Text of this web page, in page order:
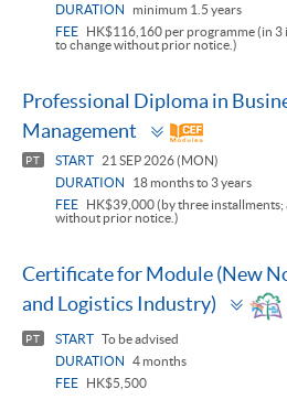
DURATION
minimum 1.5 years
FEE
HK$116,160 per programme (in 3
to change without prior notice.)
Professional Diploma in
Management
Toggle
panel
PT START
21 SEP 2026 (MON)
DURATION
18 months to 3 years
FEE
HK$39,000 (by three installments;
without prior notice.)
Certificate for Module (New
and Logistics Industry)
PT START To be advised
DURATION
4 months
FEE
HK$5,500